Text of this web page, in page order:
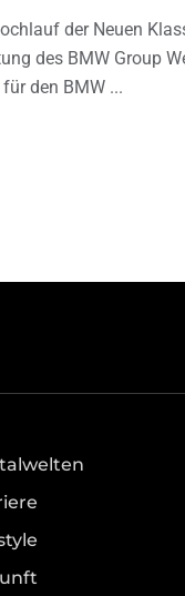
der Neuen
des BMW Group
den BMW